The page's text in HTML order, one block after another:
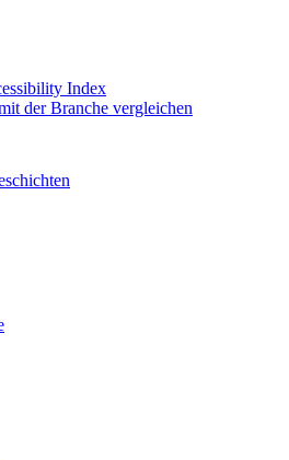
Index
der Branche vergleichen